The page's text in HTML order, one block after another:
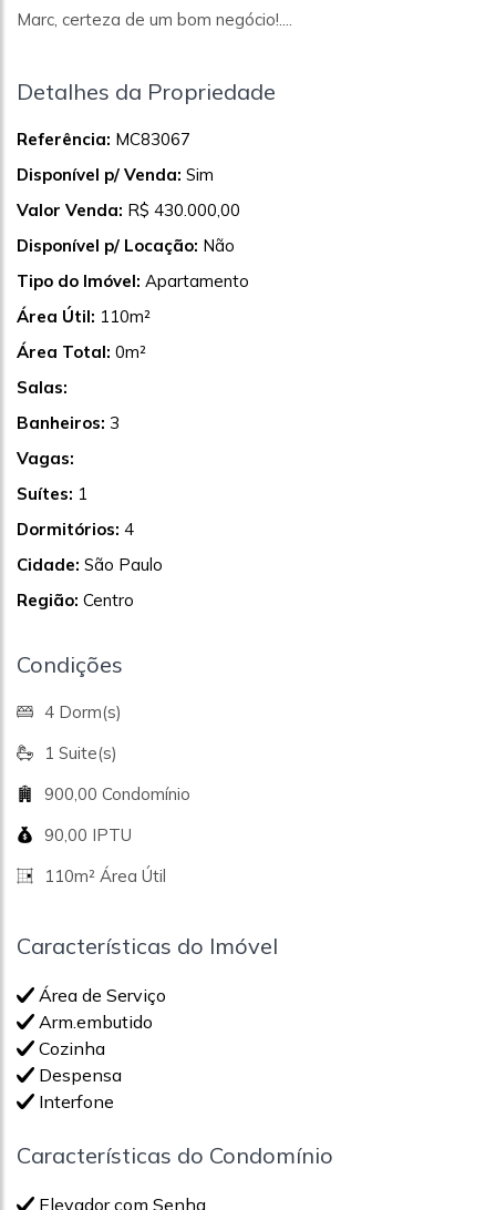
Marc, certeza de um bom negócio!....
Detalhes da Propriedade
Referência: MC83067
Disponível p/ Venda: Sim
Valor Venda: R$ 430.000,00
Disponível p/ Locação: Não
Tipo do Imóvel: Apartamento
Área Útil: 110m²
Área Total: 0m²
Salas:
Banheiros: 3
Vagas:
Suítes: 1
Dormitórios: 4
Cidade: São Paulo
Região: Centro
Condições
4 Dorm(s)
1 Suite(s)
900,00 Condomínio
90,00 IPTU
110m² Área Útil
Características do Imóvel
Área de Serviço
Arm.embutido
Cozinha
Despensa
Interfone
Características do Condomínio
Elevador com Senha